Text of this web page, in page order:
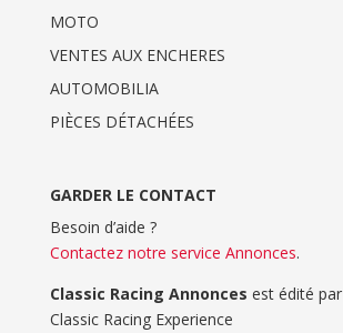
MOTO
VENTES AUX ENCHERES
AUTOMOBILIA
PIÈCES DÉTACHÉES
GARDER LE CONTACT
Besoin d’aide ?
Contactez notre service Annonces.
Classic Racing Annonces est édité par
Classic Racing Experience